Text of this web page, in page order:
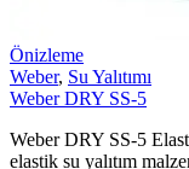
Önizleme
Weber, Su Yalıtımı
Weber DRY SS-5
Weber DRY SS-5
elastik su yalıtım